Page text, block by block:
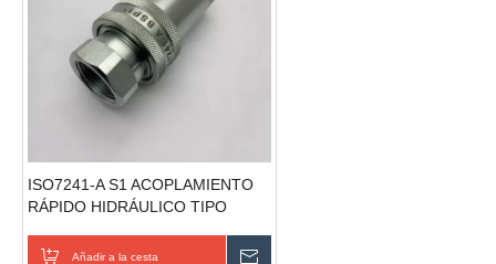
ISO7241-A S1 ACOPLAMIENTO
RÁPIDO HIDRÁULICO TIPO
Añadir a la cesta